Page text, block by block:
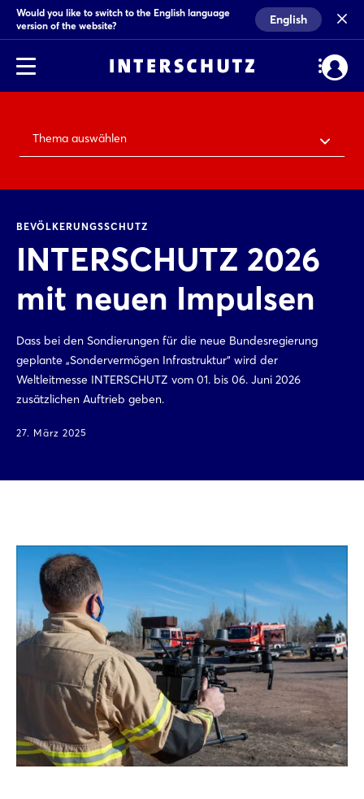
Would you like to switch to the English language
version of the website?
English
Thema auswählen
BEVÖLKERUNGSSCHUTZ
INTERSCHUTZ 2026
mit neuen Impulsen
Dass bei den Sondierungen für die neue Bundesregierung
geplante „Sondervermögen Infrastruktur“ wird der
Weltleitmesse INTERSCHUTZ vom 01. bis 06. Juni 2026
zusätzlichen Auftrieb geben.
27. März 2025